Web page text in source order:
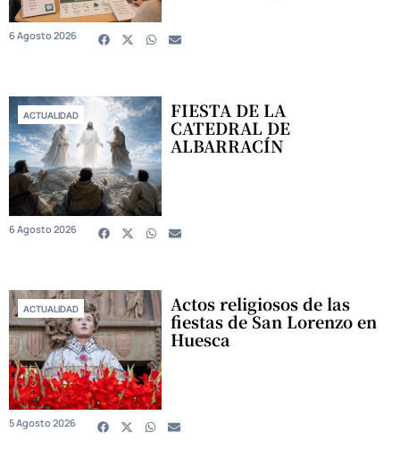
6 Agosto 2026
ACTUALIDAD FIESTA DE LA
CATEDRAL DE
ALBARRACÍN
6 Agosto 2026
ACTUALIDAD Actos religiosos de las
fiestas de San Lorenzo en
Huesca
5 Agosto 2026